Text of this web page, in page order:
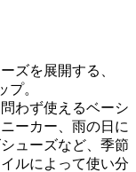
ズを展開する、
プ。
わず使えるベーシ
ーカー、雨の日に
ューズなど、季節
ルによって使い分